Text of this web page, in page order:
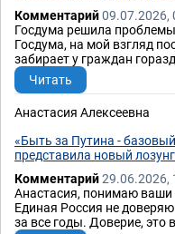
Комментарий09.07.2026,
Госдума решила
Госдума, на мой взгляд
забирает у граждан
Читать
Анастасия Алексеевна
«Быть за Путина -
представила новый
Комментарий29.06.2026,
Анастасия, понимаю ваши
Единая Россия не
за все годы. Доверие, это